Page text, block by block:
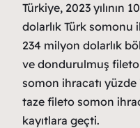
Türkiye, 2023 yılının
dolarlık Türk somonu
234 milyon dolarlık
ve dondurulmuş
somon ihracatı
taze fileto somon
kayıtlara geçti.